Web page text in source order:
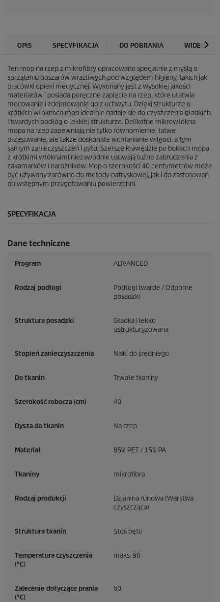
OPIS SPECYFIKACJA DO POBRANIA WIDEO
Ten mop na rzep z mikrofibry opracowano specjalnie z myślą o
sprzątaniu obszarów wrażliwych pod względem higieny, takich jak
placówki opieki medycznej. Wykonany jest z wysokiej jakości
materiałów i posiada poręczne zapięcie na rzep, które ułatwia
mocowanie i zdejmowanie go z uchwytu. Dzięki strukturze o
krótkich włóknach mop idealnie nadaje się do czyszczenia gładkich
i twardych podłóg o lekkiej strukturze. Delikatne mikrowłókna
mopa na rzep zapewniają nie tylko równomierne, łatwe
przesuwanie, ale także doskonałe wchłanianie wilgoci, a tym
samym zanieczyszczeń i pyłu. Szersze krawędzie po bokach mopa
z krótkimi włóknami niezawodnie usuwają luźne zabrudzenia z
zakamarków i narożników. Mop o szerokości 40 centymetrów może
być używany zarówno do metody natryskowej, jak i do zastosowań
po wstępnym przygotowaniu powierzchni.
SPECYFIKACJA
Dane techniczne
Program ADVANCED
Rodzaj podłogi
Podłogi twarde / Odporne
posadzki
Struktura posadzki
Gładka i lekko
ustrukturyzowana
Stopień zanieczyszczenia Niski do średniego
Do tkanin Trwałe tkaniny
Szerokość robocza (cm) 40
Dysza do tkanin Na rzep
Materiał 85% PET / 15% PA
Tkaniny mikrofibra
Rodzaj produkcji
Dzianina runowa (Warstwa
czyszcząca)
Struktura tkanin Stos pętli
Temperatura czyszczenia
(°C)
maks. 90
Zalecenie dotyczące prania
(°C)
60